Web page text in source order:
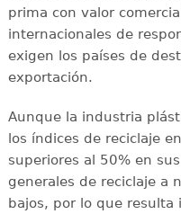
prima con valor
internacionales de
exigen los países de
exportación.
Aunque la industria
los índices de reciclaje
superiores al 50% en
generales de reciclaje a
bajos, por lo que resulta